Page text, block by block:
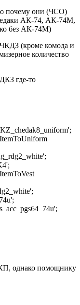
почему они (ЧСО)
АК-74, АК-74М,
без АК-74М)
(кроме комода и
количество
где-то
однако помощнику